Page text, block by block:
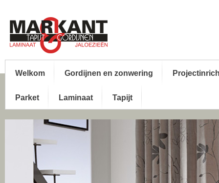
Welkom Gordijnen en zonwering
Parket Laminaat Tapijt